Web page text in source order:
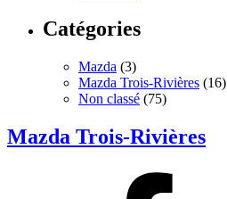
Catégories
Mazda (3)
Mazda Trois-Rivières (16)
Non classé (75)
Mazda Trois-Rivières